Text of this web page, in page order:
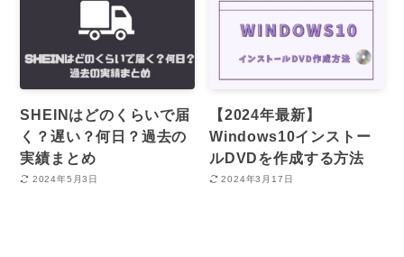
SHEINはどのくらいで届
く？遅い？何日？過去の
実績まとめ
2024年5月3日
【2024年最新】
Windows10インストー
ルDVDを作成する方法
2024年3月17日